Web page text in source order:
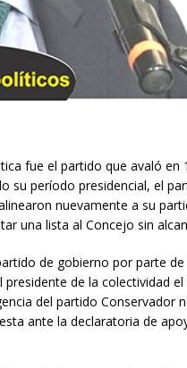
fue el partido que avaló en
su período presidencial, el
nuevamente a su
una lista al Concejo sin
de gobierno por parte
presidente de la colectividad
del partido Conservador
ante la declaratoria de